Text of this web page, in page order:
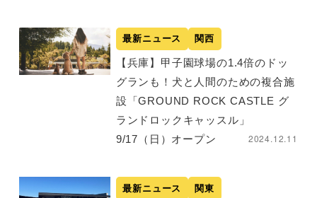
最新ニュース 関西
【兵庫】甲子園球場の1.4倍のドッ
グランも！犬と人間のための複合施
設「GROUND ROCK CASTLE グ
ランドロックキャッスル」
9/17（日）オープン
2024.12.11
最新ニュース 関東